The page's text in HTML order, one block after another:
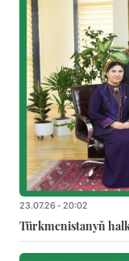
23.07.26 - 20:02
Türkmenistanyň